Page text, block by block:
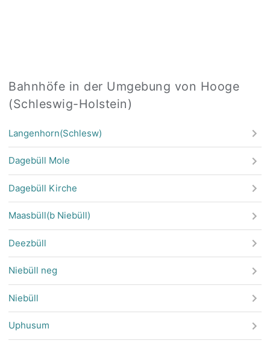
Bahnhöfe in der Umgebung von Hooge
(Schleswig-Holstein)
Langenhorn(Schlesw)
Dagebüll Mole
Dagebüll Kirche
Maasbüll(b Niebüll)
Deezbüll
Niebüll neg
Niebüll
Uphusum